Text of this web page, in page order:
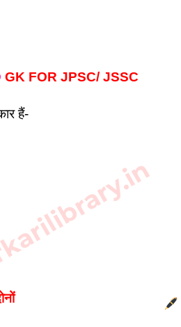
GK FOR JPSC/ JSSC
हैं-